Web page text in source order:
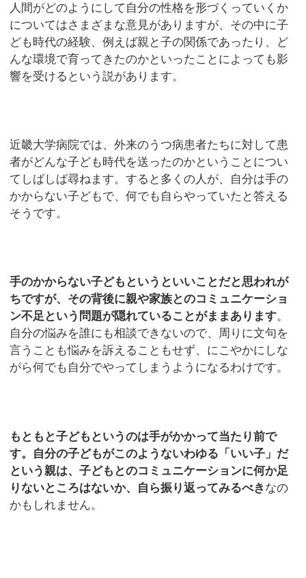
人間がどのようにして自分の性格を形づくっていくか
についてはさまざまな意見がありますが、その中に子
ども時代の経験、例えば親と子の関係であったり、ど
んな環境で育ってきたのかといったことによっても影
響を受けるという説があります。
近畿大学病院では、外来のうつ病患者たちに対して患
者がどんな子ども時代を送ったのかということについ
てしばしば尋ねます。すると多くの人が、自分は手の
かからない子どもで、何でも自らやっていたと答える
そうです。
手のかからない子どもというといいことだと思われが
ちですが、その背後に親や家族とのコミュニケーショ
ン不足という問題が隠れていることがままあります。
自分の悩みを誰にも相談できないので、周りに文句を
言うことも悩みを訴えることもせず、にこやかにしな
がら何でも自分でやってしまうようになるわけです。
もともと子どもというのは手がかかって当たり前で
す。自分の子どもがこのようないわゆる「いい子」だ
という親は、子どもとのコミュニケーションに何か足
りないところはないか、自ら振り返ってみるべき なの
かもしれません。